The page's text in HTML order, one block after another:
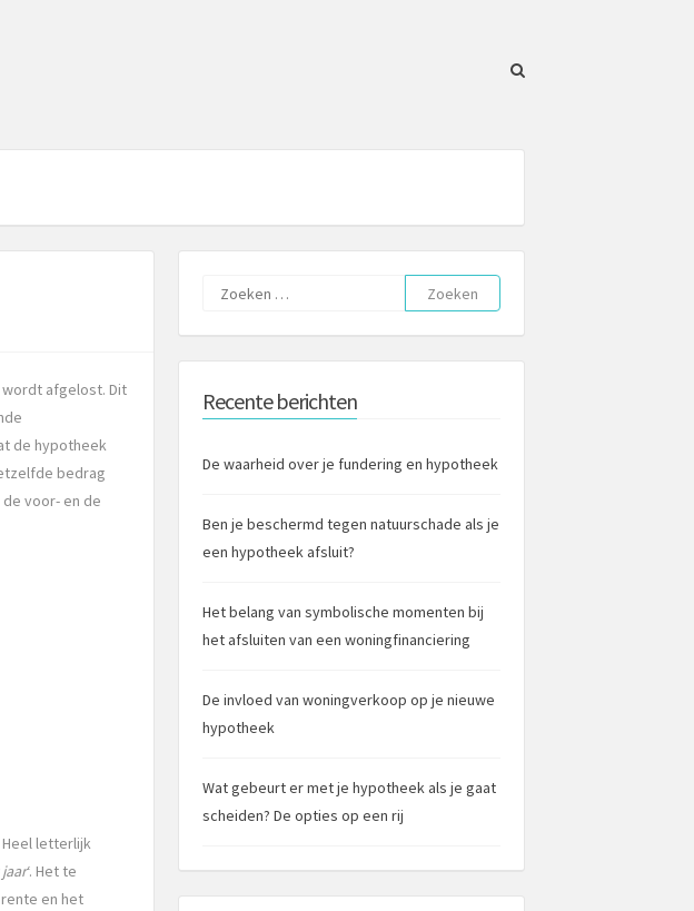
afgelost. Dit
de hypotheek
bedrag
voor- en de
letterlijk
‘. Het te
en het
Zoeken
naar:
Recente berichten
De waarheid over je fundering en hypotheek
Ben je beschermd tegen natuurschade als je
een hypotheek afsluit?
Het belang van symbolische momenten bij
het afsluiten van een woningfinanciering
De invloed van woningverkoop op je nieuwe
hypotheek
Wat gebeurt er met je hypotheek als je gaat
scheiden? De opties op een rij